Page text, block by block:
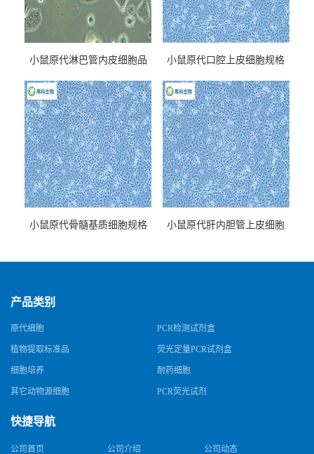
小鼠原代淋巴管内皮细胞品
小鼠原代口腔上皮细胞规格
小鼠原代骨髓基质细胞规格
小鼠原代肝内胆管上皮细胞
产品类别
原代细胞 PCR检测试剂盒
植物提取标准品 荧光定量PCR试剂盒
细胞培养 耐药细胞
其它动物源细胞 PCR荧光试剂
快捷导航
公司首页 公司介绍 公司动态